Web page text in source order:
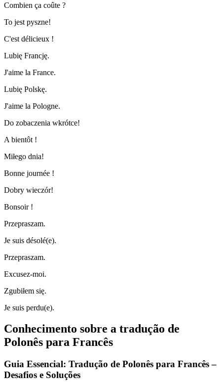
Combien ça coûte ?
To jest pyszne!
C'est délicieux !
Lubię Francję.
J'aime la France.
Lubię Polskę.
J'aime la Pologne.
Do zobaczenia wkrótce!
A bientôt !
Miłego dnia!
Bonne journée !
Dobry wieczór!
Bonsoir !
Przepraszam.
Je suis désolé(e).
Przepraszam.
Excusez-moi.
Zgubiłem się.
Je suis perdu(e).
Conhecimento sobre a tradução de
Polonês para Francês
Guia Essencial: Tradução de Polonês para Francês –
Desafios e Soluções